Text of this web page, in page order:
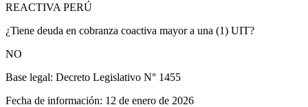
REACTIVA PERÚ
¿Tiene deuda en cobranza coactiva mayor a una (1) UIT?
NO
Base legal: Decreto Legislativo N° 1455
Fecha de información: 12 de enero de 2026